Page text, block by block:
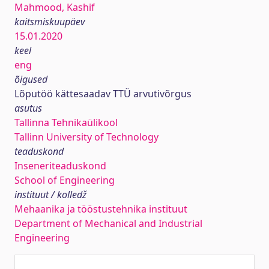
Mahmood, Kashif
kaitsmiskuupäev
15.01.2020
keel
eng
õigused
Lõputöö kättesaadav TTÜ arvutivõrgus
asutus
Tallinna Tehnikaülikool
Tallinn University of Technology
teaduskond
Inseneriteaduskond
School of Engineering
instituut / kolledž
Mehaanika ja tööstustehnika instituut
Department of Mechanical and Industrial
Engineering